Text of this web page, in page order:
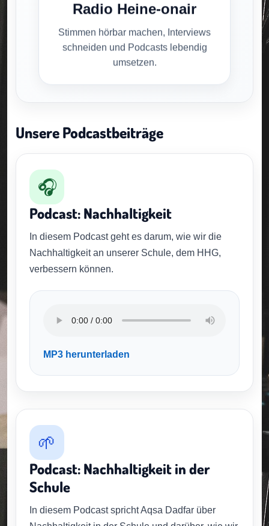
Radio Heine-onair
Stimmen hörbar machen, Interviews
schneiden und Podcasts lebendig
umsetzen.
Unsere Podcastbeiträge
🎧
Podcast: Nachhaltigkeit
In diesem Podcast geht es darum, wie wir die
Nachhaltigkeit an unserer Schule, dem HHG,
verbessern können.
MP3 herunterladen
🌱
Podcast: Nachhaltigkeit in der
Schule
In diesem Podcast spricht Aqsa Dadfar über